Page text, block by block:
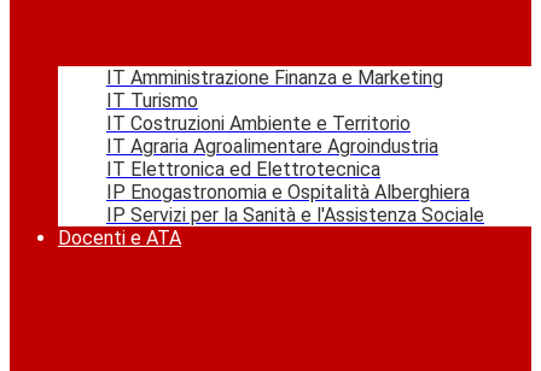
IT Amministrazione Finanza e Marketing
IT Turismo
IT Costruzioni Ambiente e Territorio
IT Agraria Agroalimentare Agroindustria
IT Elettronica ed Elettrotecnica
IP Enogastronomia e Ospitalità Alberghiera
IP Servizi per la Sanità e l'Assistenza Sociale
Docenti e ATA